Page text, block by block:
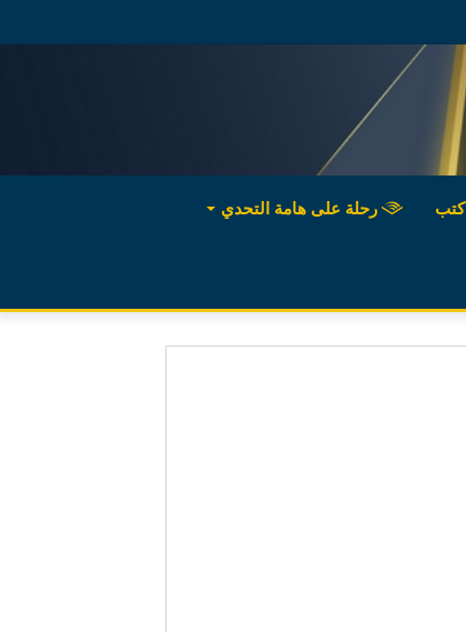
كتب رحلة على هامة التحدي